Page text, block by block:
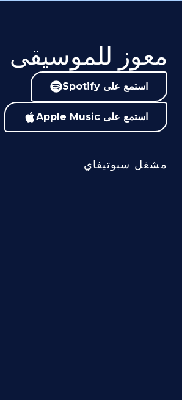
معوز للموسيقى
استمع على Spotify
استمع على Apple Music
مشغل سبوتيفاي